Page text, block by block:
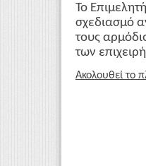
Το
σχεδιασμό
τους
των
Ακολουθεί το